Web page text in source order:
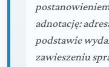
adnotację:
podstawie
zawieszeniu